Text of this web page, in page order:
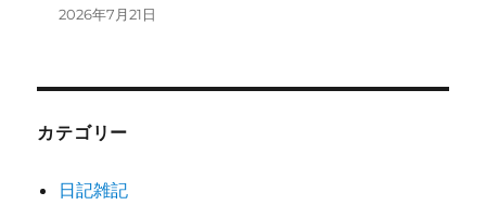
2026年7月21日
カテゴリー
日記雑記